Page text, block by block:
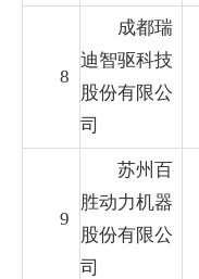
8
成都瑞
迪智驱科技
股份有限公
司
9
苏州百
胜动力机器
股份有限公
司